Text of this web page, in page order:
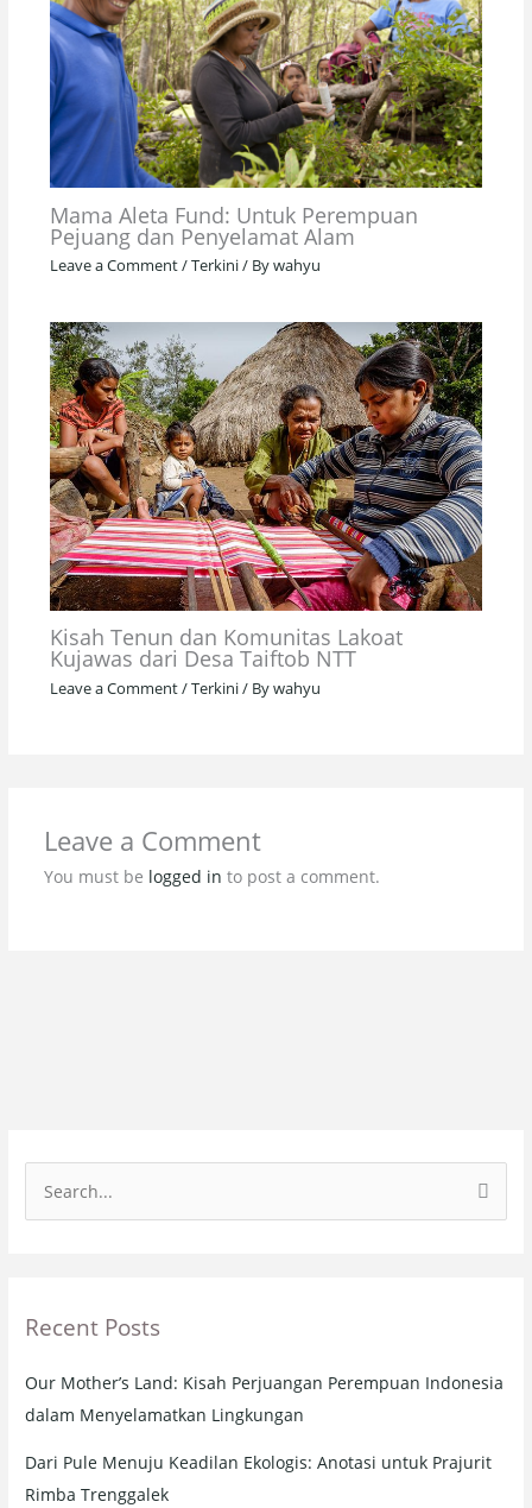
Mama Aleta Fund: Untuk Perempuan
Pejuang dan Penyelamat Alam
Leave a Comment/Terkini/ Bywahyu
Kisah Tenun dan Komunitas Lakoat
Kujawas dari Desa Taiftob NTT
Leave a Comment/Terkini/ Bywahyu
Leave a Comment
You must be logged in to post a comment.
e
c
f
o
r
:
Recent Posts
Our Mother’s Land: Kisah Perjuangan Perempuan Indonesia
dalam Menyelamatkan Lingkungan
Dari Pule Menuju Keadilan Ekologis: Anotasi untuk Prajurit
Rimba Trenggalek